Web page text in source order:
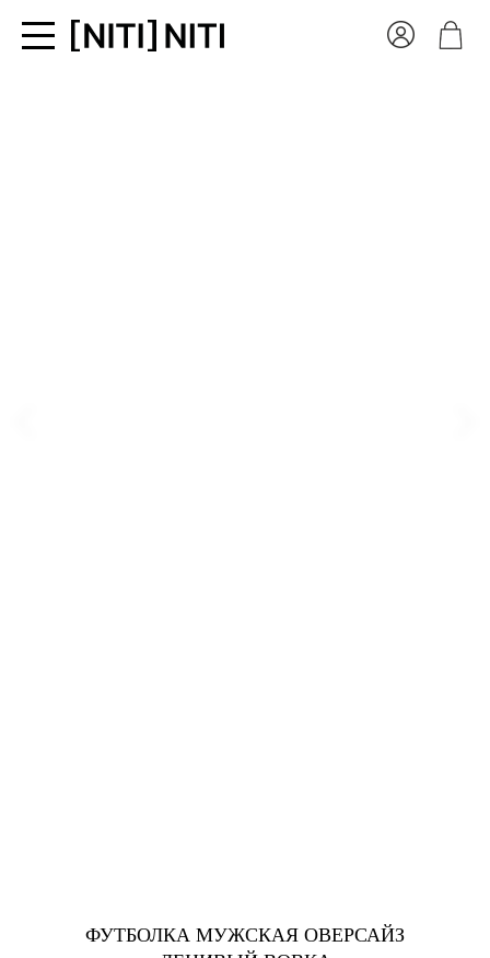
ФУТБОЛКА МУЖСКАЯ ОВЕРСАЙЗ